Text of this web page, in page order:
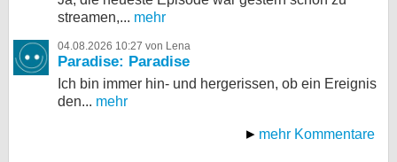
streamen,... mehr
04.08.2026 10:27 von Lena
Paradise: Paradise
Ich bin immer hin- und hergerissen, ob ein Ereignis
den... mehr
mehr Kommentare